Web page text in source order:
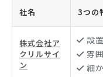
社名 3つの
株式会社ア
クリルサイ
ン
設
雰
細